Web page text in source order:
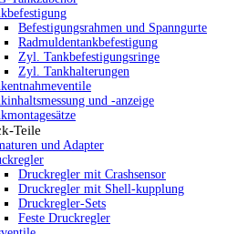
Befestigungsrahmen und Spanngurte
Radmuldentankbefestigung
Zyl. Tankbefestigungsringe
Zyl. Tankhalterungen
und -anzeige
Teile
und Adapter
Druckregler mit Crashsensor
Druckregler mit Shell-kupplung
Druckregler-Sets
Feste Druckregler